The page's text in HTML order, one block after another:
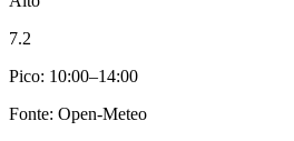
7.2
Pico: 10:00–14:00
Fonte: Open-Meteo